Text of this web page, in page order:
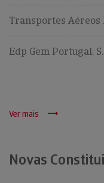
Transportes Aéreos
Edp Gem Portugal,
Ver mais
Novas